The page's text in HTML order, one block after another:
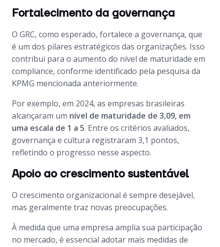
Fortalecimento da governança
O GRC, como esperado, fortalece a governança, que
é um dos pilares estratégicos das organizações. Isso
contribui para o aumento do nível de maturidade em
compliance, conforme identificado pela pesquisa da
KPMG mencionada anteriormente.
Por exemplo, em 2024, as empresas brasileiras
alcançaram um nível de maturidade de 3,09, em
uma escala de 1 a 5. Entre os critérios avaliados,
governança e cultura registraram 3,1 pontos,
refletindo o progresso nesse aspecto.
Apoio ao crescimento sustentável
O crescimento organizacional é sempre desejável,
mas geralmente traz novas preocupações.
À medida que uma empresa amplia sua participação
no mercado, é essencial adotar mais medidas de